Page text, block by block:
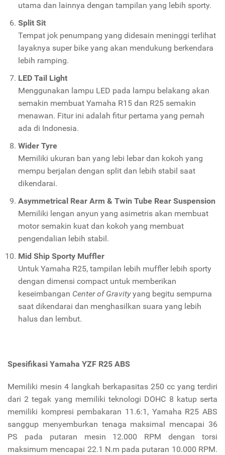
utama dan lainnya dengan tampilan yang lebih sporty.
Split Sit
Tempat jok penumpang yang didesain meninggi terlihat
layaknya super bike yang akan mendukung berkendara
lebih ramping.
LED Tail Light
Menggunakan lampu LED pada lampu belakang akan
semakin membuat Yamaha R15 dan R25 semakin
menawan. Fitur ini adalah fitur pertama yang pernah
ada di Indonesia.
Wider Tyre
Memiliki ukuran ban yang lebi lebar dan kokoh yang
mempu berjalan dengan split dan lebih stabil saat
dikendarai.
Asymmetrical Rear Arm & Twin Tube Rear Suspension
Memiliki lengan anyun yang asimetris akan membuat
motor semakin kuat dan kokoh yang membuat
pengendalian lebih stabil.
Mid Ship Sporty Muffler
Untuk Yamaha R25, tampilan lebih muffler lebih sporty
dengan dimensi compact untuk memberikan
keseimbangan Center of Gravityyang begitu sempurna
saat dikendarai dan menghasilkan suara yang lebih
halus dan lembut.
Spesifikasi Yamaha YZF R25 ABS
Memiliki mesin 4 langkah berkapasitas 250 cc yang terdiri
dari 2 tegak yang memiliki teknologi DOHC 8 katup serta
memiliki kompresi pembakaran 11.6:1, Yamaha R25 ABS
sanggup menyemburkan tenaga maksimal mencapai 36
PS pada putaran mesin 12.000 RPM dengan torsi
maksimum mencapai 22.1 N.m pada putaran 10.000 RPM.